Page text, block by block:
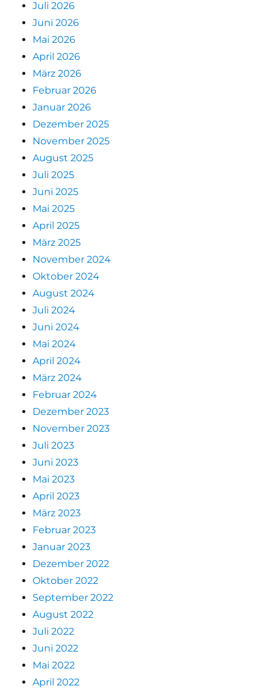
Juli 2026
Juni 2026
Mai 2026
April 2026
März 2026
Februar 2026
Januar 2026
Dezember 2025
November 2025
August 2025
Juli 2025
Juni 2025
Mai 2025
April 2025
März 2025
November 2024
Oktober 2024
August 2024
Juli 2024
Juni 2024
Mai 2024
April 2024
März 2024
Februar 2024
Dezember 2023
November 2023
Juli 2023
Juni 2023
Mai 2023
April 2023
März 2023
Februar 2023
Januar 2023
Dezember 2022
Oktober 2022
September 2022
August 2022
Juli 2022
Juni 2022
Mai 2022
April 2022